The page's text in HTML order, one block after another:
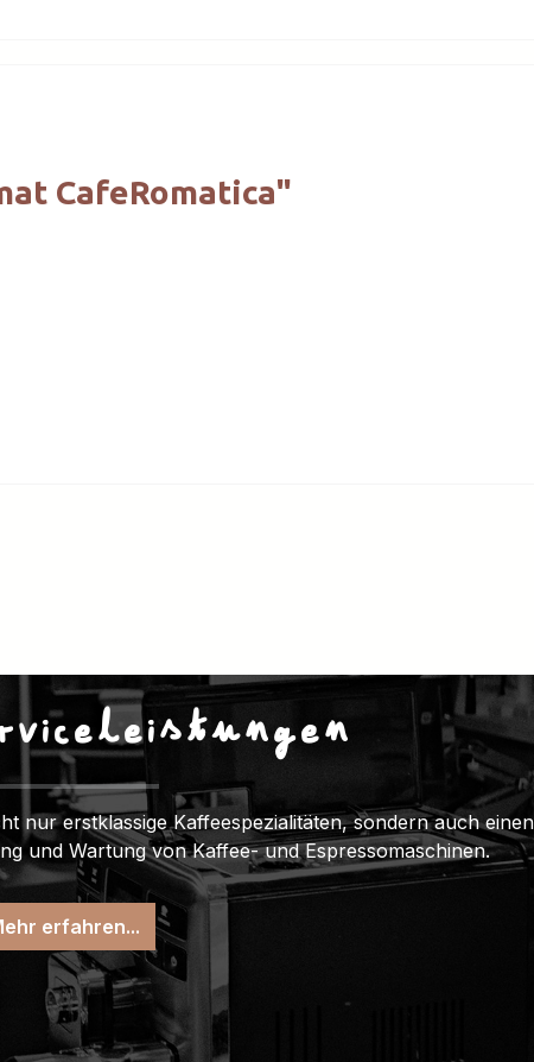
CafeRomatica"
nur erstklassige Kaffeespezialitäten, sondern auch einen
und Wartung von Kaffee- und Espressomaschinen.
erfahren...